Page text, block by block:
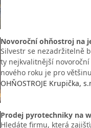
Novoroční ohňostroj na
Silvestr se nezadržitelně
ty nejkvalitnější
nového roku je pro
OHŇOSTROJE Krupička,
Prodej pyrotechniky na
Hledáte firmu, která